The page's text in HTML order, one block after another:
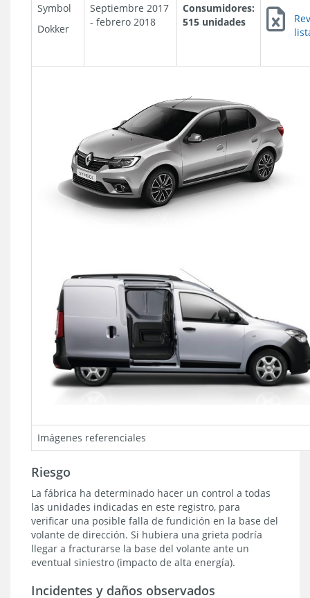
Symbol
Dokker
Septiembre 2017
- febrero 2018
Consumidores:
515 unidades
Imágenes referenciales
Riesgo
La fábrica ha determinado hacer un control a todas
las unidades indicadas en este registro, para
verificar una posible falla de fundición en la base del
volante de dirección. Si hubiera una grieta podría
llegar a fracturarse la base del volante ante un
eventual siniestro (impacto de alta energía).
Incidentes y daños observados